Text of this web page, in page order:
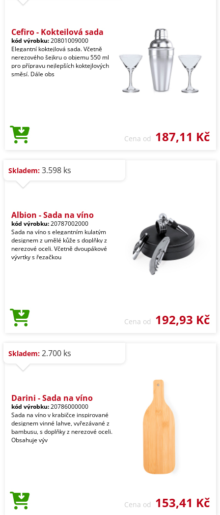
Cefiro - Koktejlová sada
kód výrobku:20801009000
Elegantní koktejlová sada. Včetně
nerezového šejkru o objemu 550 ml
pro přípravu nejlepších koktejlových
směsí. Dále obs
Cena od 187,11 Kč
Skladem: 3.598 ks
Albion - Sada na víno
kód výrobku:20787002000
Sada na víno s elegantním kulatým
designem z umělé kůže s doplňky z
nerezové oceli. Včetně dvoupákové
vývrtky s řezačkou
Cena od 192,93 Kč
Skladem: 2.700 ks
Darini - Sada na víno
kód výrobku:20786000000
Sada na víno v krabičce inspirované
designem vinné lahve, vyřezávané z
bambusu, s doplňky z nerezové oceli.
Obsahuje výv
Cena od 153,41 Kč